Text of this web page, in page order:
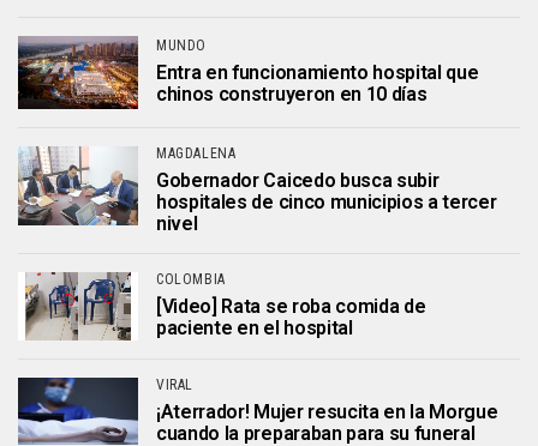
MUNDO
Entra en funcionamiento hospital que
chinos construyeron en 10 días
MAGDALENA
Gobernador Caicedo busca subir
hospitales de cinco municipios a tercer
nivel
COLOMBIA
[Video] Rata se roba comida de
paciente en el hospital
VIRAL
¡Aterrador! Mujer resucita en la Morgue
cuando la preparaban para su funeral